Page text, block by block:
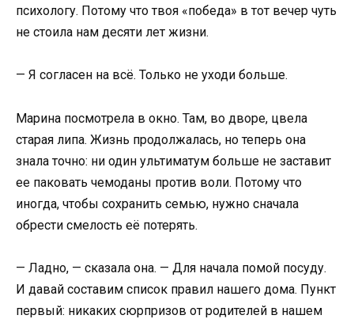
психологу. Потому что твоя «победа» в тот вечер чуть
не стоила нам десяти лет жизни.
— Я согласен на всё. Только не уходи больше.
Марина посмотрела в окно. Там, во дворе, цвела
старая липа. Жизнь продолжалась, но теперь она
знала точно: ни один ультиматум больше не заставит
ее паковать чемоданы против воли. Потому что
иногда, чтобы сохранить семью, нужно сначала
обрести смелость её потерять.
— Ладно, — сказала она. — Для начала помой посуду.
И давай составим список правил нашего дома. Пункт
первый: никаких сюрпризов от родителей в нашем